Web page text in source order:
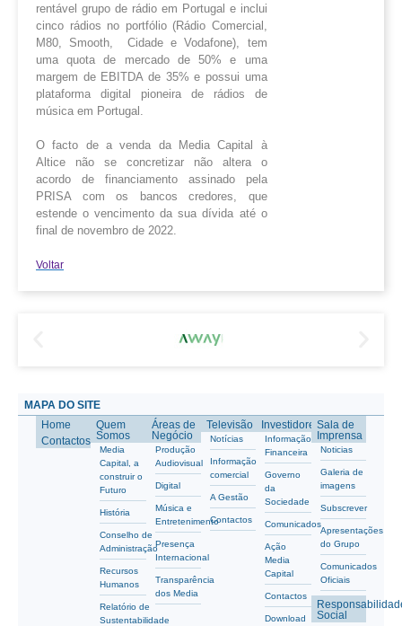
rentável grupo de rádio em Portugal e inclui
cinco rádios no portfólio (Rádio Comercial,
M80, Smooth, Cidade e Vodafone), tem
uma quota de mercado de 50% e uma
margem de EBITDA de 35% e possui uma
plataforma digital pioneira de rádios de
música em Portugal.
O facto de a venda da Media Capital à
Altice não se concretizar não altera o
acordo de financiamento assinado pela
PRISA com os bancos credores, que
estende o vencimento da sua dívida até o
final de novembro de 2022.
Voltar
MAPA DO SITE
Home
Contactos
Quem
Somos
Media
Capital, a
construir o
Futuro
História
Conselho de
Administração
Recursos
Humanos
Relatório de
Sustentabilidade
Áreas de
Negócio
Produção
Audiovisual
Digital
Música e
Entretenimento
Presença
Internacional
Transparência
dos Media
Televisão
Notícias
Informação
comercial
A Gestão
Contactos
Investidores
Informação
Financeira
Governo
da
Sociedade
Comunicados
Ação
Media
Capital
Contactos
Download
Sala de
Imprensa
Noticias
Galeria de
imagens
Subscrever
Apresentações
do Grupo
Comunicados
Oficiais
Social